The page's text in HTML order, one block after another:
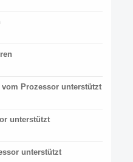
Prozessor unterstützt
unterstützt
unterstützt